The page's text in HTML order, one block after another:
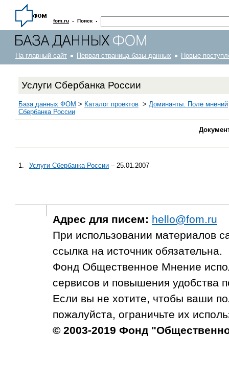
fom.ru · Поиск ·
На главный сайт Первая страница базы данных Новые
Услуги Сбербанка России
База данных ФОМ > Каталог проектов > Доминанты. Поле мнений
Сбербанка России
1. Услуги Сбербанка России – 25.01.2007
Адрес для писем: hello@fom.ru
При использовании материалов
ссылка на источник обязательна.
Фонд Общественное Мнение
сервисов и повышения удобства
Если вы не хотите, чтобы ваши
пожалуйста, ограничьте их
© 2003-2019 Фонд